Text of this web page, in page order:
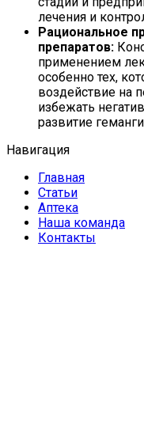
лечения и
Рациональное
препаратов:
применением
особенно тех,
воздействие на
избежать
развитие
Навигация
Главная
Статьи
Аптека
Наша команда
Контакты